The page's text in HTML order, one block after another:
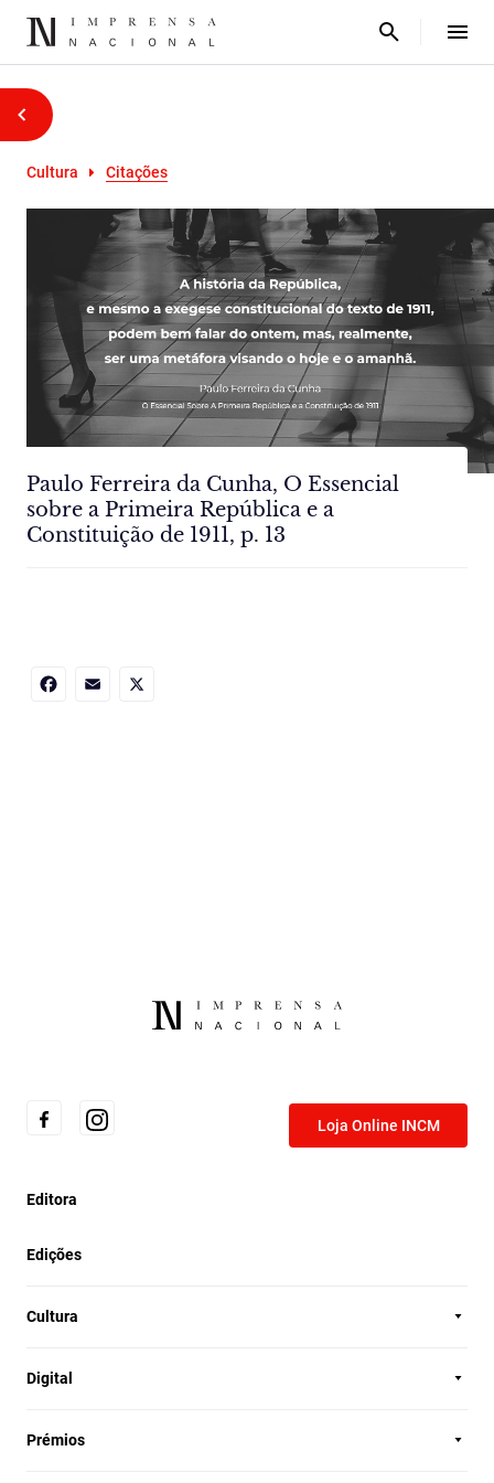
Cultura Citações
Paulo Ferreira da Cunha, O Essencial
sobre a Primeira República e a
Constituição de 1911, p. 13
Loja Online INCM
Editora
Edições
Cultura
Digital
Prémios